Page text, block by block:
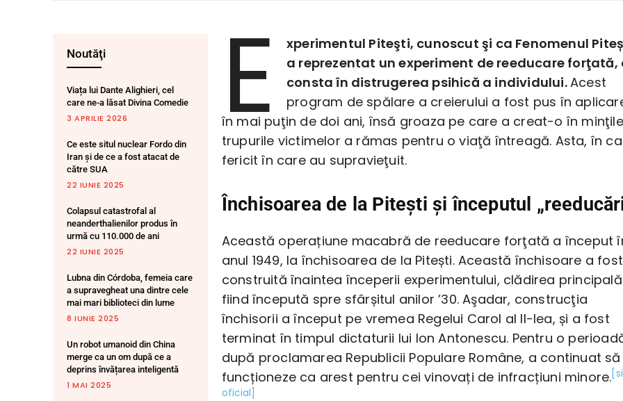
Noutăţi
Viața lui Dante Alighieri, cel
care ne-a lăsat Divina Comedie
3 APRILIE 2026
Ce este situl nuclear Fordo din
Iran și de ce a fost atacat de
către SUA
22 IUNIE 2025
Colapsul catastrofal al
neanderthalienilor produs în
urmă cu 110.000 de ani
22 IUNIE 2025
Lubna din Córdoba, femeia care
a supravegheat una dintre cele
mai mari biblioteci din lume
8 IUNIE 2025
Un robot umanoid din China
merge ca un om după ce a
deprins învățarea inteligentă
1 MAI 2025
E
xperimentul Piteşti, cunoscut şi ca Fenomenul
a reprezentat un experiment de reeducare forţată,
consta în distrugerea psihică a individului.Acest
program de spălare a creierului a fost pus în
în mai puţin de doi ani, însă groaza pe care a creat-o în
trupurile victimelor a rămas pentru o viaţă întreagă. Asta, în
fericit în care au supravieţuit.
Închisoarea de la Piteşti şi începutul
Această operațiune macabră de reeducare forţată a început
anul 1949, la închisoarea de la Pitești. Această închisoare a fost
construită înaintea începerii experimentului, clădirea principală
fiind începută spre sfârșitul anilor ’30. Aşadar, construcţia
închisorii a început pe vremea Regelui Carol al II-lea, și a fost
terminat în timpul dictaturii lui Ion Antonescu. Pentru o
după proclamarea Republicii Populare Române, a continuat să
funcționeze ca arest pentru cei vinovați de infracțiuni minore.
oficial]